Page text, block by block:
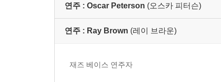
연주 : Oscar Peterson (오스카 피터슨)
연주 : Ray Brown (레이 브라운)
재즈 베이스 연주자